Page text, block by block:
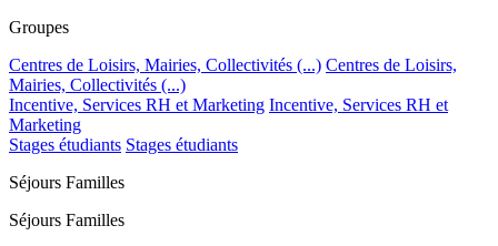
Groupes
Centres de Loisirs, Mairies, Collectivités (...) Centres de Loisirs,
Mairies, Collectivités (...)
Incentive, Services RH et Marketing Incentive, Services RH et
Marketing
Stages étudiants Stages étudiants
Séjours Familles
Séjours Familles